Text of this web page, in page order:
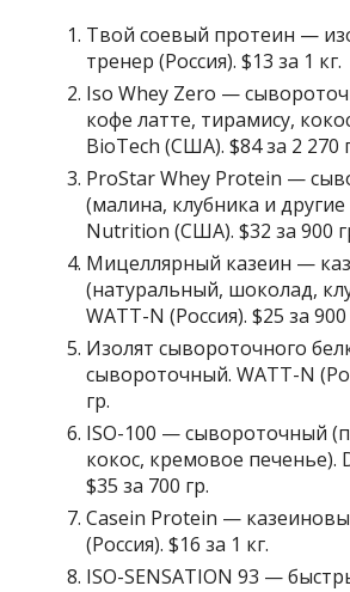
Твой соевый протеин —
тренер (Россия). $13 за 1 кг.
Iso Whey Zero —
кофе латте, тирамису,
BioTech (США). $84 за 2 270
ProStar Whey Protein —
(малина, клубника и
Nutrition (США). $32 за 900
Мицеллярный казеин —
(натуральный, шоколад,
WATT-N (Россия). $25 за 900
Изолят сывороточного
сывороточный. WATT-N
гр.
ISO-100 — сывороточный
кокос, кремовое печенье).
$35 за 700 гр.
Casein Protein —
(Россия). $16 за 1 кг.
ISO-SENSATION 93 —